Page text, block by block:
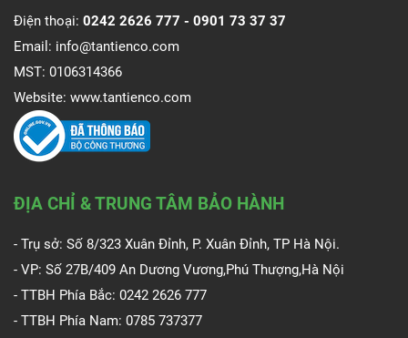
Điện thoại: 0242 2626 777 - 0901 73 37 37
Email: info@tantienco.com
MST: 0106314366
Website: www.tantienco.com
ĐỊA CHỈ & TRUNG TÂM BẢO HÀNH
- Trụ sở: Số 8/323 Xuân Đỉnh, P. Xuân Đỉnh, TP Hà Nội.
- VP: Số 27B/409 An Dương Vương,Phú Thượng,Hà Nội
- TTBH Phía Bắc: 0242 2626 777
- TTBH Phía Nam: 0785 737377